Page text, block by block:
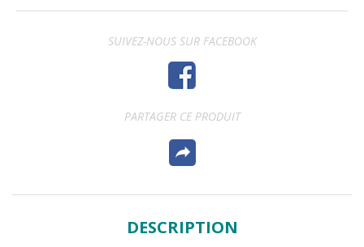
SUIVEZ-NOUS SUR FACEBOOK
PARTAGER CE PRODUIT
DESCRIPTION